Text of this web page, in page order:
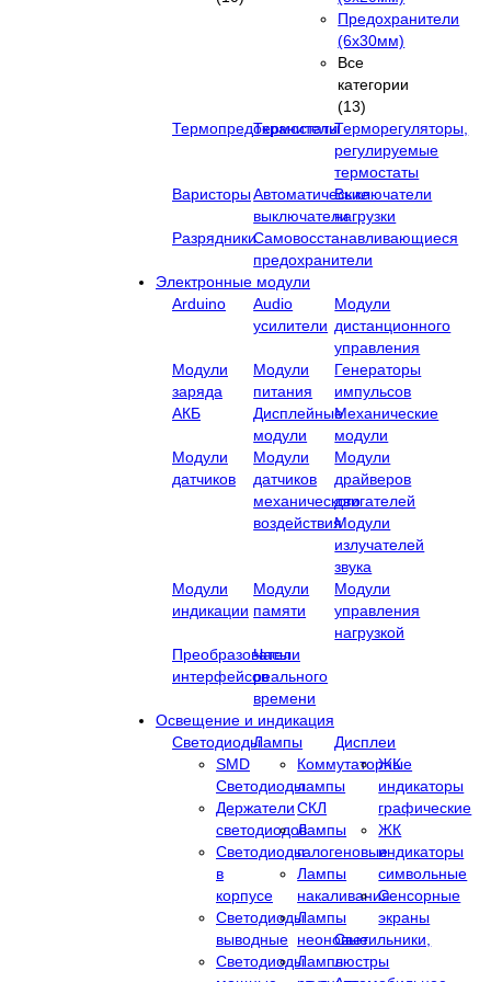
Предохранители
(6х30мм)
Все
категории
(13)
Термопредохранители
ТермостатыТерморегуляторы,
регулируемые
термостаты
ВаристорыАвтоматические
выключатели
Выключатели
нагрузки
РазрядникиСамовосстанавливающиеся
предохранители
Электронные модули
Arduino
Audio
усилители
Модули
дистанционного
управления
Модули
заряда
АКБ
Модули
питания
Генераторы
импульсов
Дисплейные
модули
Механические
модули
Модули
датчиков
Модули
датчиков
механического
воздействия
Модули
драйверов
двигателей
Модули
излучателей
звука
Модули
индикации
Модули
памяти
Модули
управления
нагрузкой
Преобразователи
интерфейсов
Часы
реального
времени
Освещение и индикация
Светодиоды
SMD
Светодиоды
Держатели
светодиодов
Светодиоды
в
корпусе
Светодиоды
выводные
Светодиоды
Лампы
Коммутаторные
лампы
СКЛ
Лампы
галогеновые
Лампы
накаливания
Лампы
неоновые
Лампы
Дисплеи
ЖК
индикаторы
графические
ЖК
индикаторы
символьные
Сенсорные
экраны
Cветильники,
люстры